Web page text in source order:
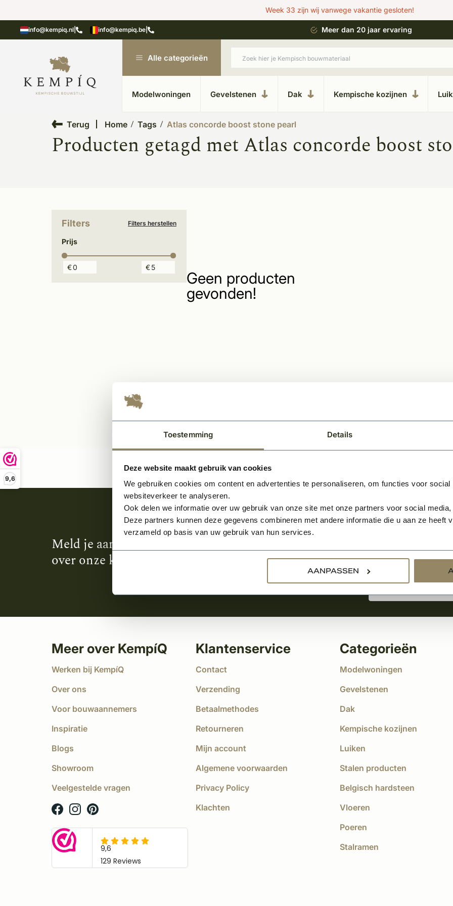
Toestemming Details
Deze website maakt gebruik van cookies
We gebruiken cookies om content en advertenties te personaliseren, om functies voor
websiteverkeer te analyseren.
Ook delen we informatie over uw gebruik van onze site met onze partners voor social
Deze partners kunnen deze gegevens combineren met andere informatie die u aan ze heeft
verzameld op basis van uw gebruik van hun services.
AANPASSEN
9,6
Week 33 zijn wij vanwege vakantie gesloten!
info@kempiq.nl info@kempiq.be
in kempische bouwstijl Meer dan 20 jaar ervaring Uitgebreide showroom in Kesteren
Alle categorieën
Modelwoningen Gevelstenen Dak Kempische kozijnen
Terug Home Tags Atlas concorde boost stone pearl
Producten getagd met Atlas concorde boost
Filters Filters herstellen
Prijs
€ €
Geen producten
gevonden!
Meld je aan en ontvang het laatste nieuws
over onze kempische bouwstijl!
Aanmelden voor de
Meer over KempíQ
Werken bij KempíQ
Over ons
Voor bouwaannemers
Inspiratie
Blogs
Showroom
Veelgestelde vragen
Klantenservice
Contact
Verzending
Betaalmethodes
Retourneren
Mijn account
Algemene voorwaarden
Privacy Policy
Klachten
Categorieën
Modelwoningen
Gevelstenen
Dak
Kempische kozijnen
Luiken
Stalen producten
Belgisch hardsteen
Vloeren
Poeren
Stalramen